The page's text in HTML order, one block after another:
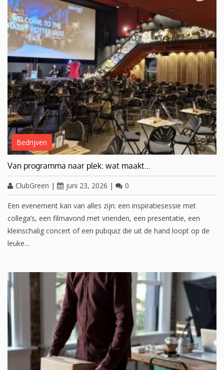
Bedrijven
Van programma naar plek: wat maakt…
ClubGreen | juni 23, 2026 | 0
Een evenement kan van alles zijn: een inspiratiesessie met
collega’s, een filmavond met vrienden, een presentatie, een
kleinschalig concert of een pubquiz die uit de hand loopt op de
leuke…